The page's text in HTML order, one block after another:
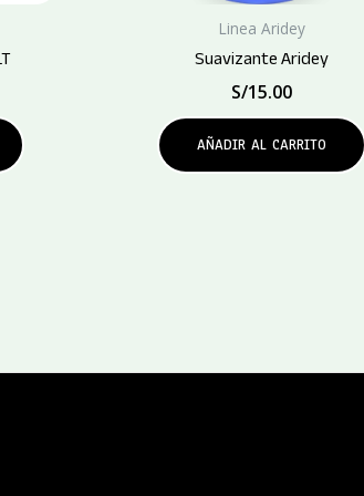
Linea Aridey
Suavizante Aridey
S/15.00
AÑADIR AL CARRITO